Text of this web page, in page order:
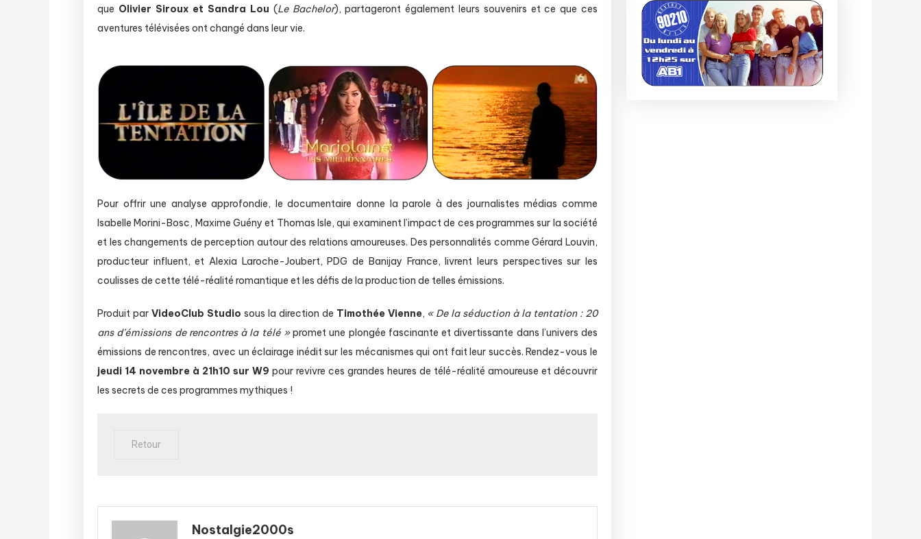
que Olivier Siroux et Sandra Lou (Le Bachelor), partageront également leurs souvenirs et ce que ces
aventures télévisées ont changé dans leur vie.
Pour offrir une analyse approfondie, le documentaire donne la parole à des journalistes médias comme
Isabelle Morini-Bosc, Maxime Guény et Thomas Isle, qui examinent l’impact de ces programmes sur la société
et les changements de perception autour des relations amoureuses. Des personnalités comme Gérard Louvin,
producteur influent, et Alexia Laroche-Joubert, PDG de Banijay France, livrent leurs perspectives sur les
coulisses de cette télé-réalité romantique et les défis de la production de telles émissions.
Produit par VideoClub Studio sous la direction de Timothée Vienne, « De la séduction à la tentation : 20
ans d’émissions de rencontres à la télé »promet une plongée fascinante et divertissante dans l’univers des
émissions de rencontres, avec un éclairage inédit sur les mécanismes qui ont fait leur succès. Rendez-vous le
jeudi 14 novembre à 21h10 sur W9 pour revivre ces grandes heures de télé-réalité amoureuse et découvrir
les secrets de ces programmes mythiques !
Nostalgie2000s